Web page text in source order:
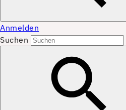
Anmelden
Suchen